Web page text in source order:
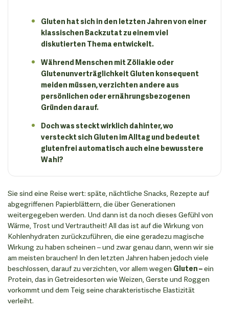
Gluten hat sich in den letzten Jahren von einer
klassischen Backzutat zu einem viel
diskutierten Thema entwickelt.
Während Menschen mit Zöliakie oder
Glutenunverträglichkeit Gluten konsequent
meiden müssen, verzichten andere aus
persönlichen oder ernährungsbezogenen
Gründen darauf.
Doch was steckt wirklich dahinter, wo
versteckt sich Gluten im Alltag und bedeutet
glutenfrei automatisch auch eine bewusstere
Wahl?
Sie sind eine Reise wert: späte, nächtliche Snacks, Rezepte auf
abgegriffenen Papierblättern, die über Generationen
weitergegeben werden. Und dann ist da noch dieses Gefühl von
Wärme, Trost und Vertrautheit! All das ist auf die Wirkung von
Kohlenhydraten zurückzuführen, die eine geradezu magische
Wirkung zu haben scheinen – und zwar genau dann, wenn wir sie
am meisten brauchen! In den letzten Jahren haben jedoch viele
beschlossen, darauf zu verzichten, vor allem wegen Gluten –ein
Protein, das in Getreidesorten wie Weizen, Gerste und Roggen
vorkommt und dem Teig seine charakteristische Elastizität
verleiht.